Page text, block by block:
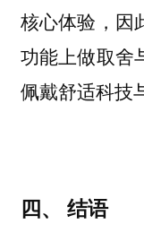
核心体验，因
功能上做取舍
佩戴舒适科技
四、 结语